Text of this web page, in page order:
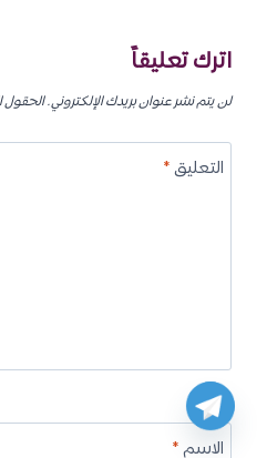
اترك تعليقاً
لن يتم نشر عنوان بريدك الإلكتروني.الحقول
التعليق*
الاسم*